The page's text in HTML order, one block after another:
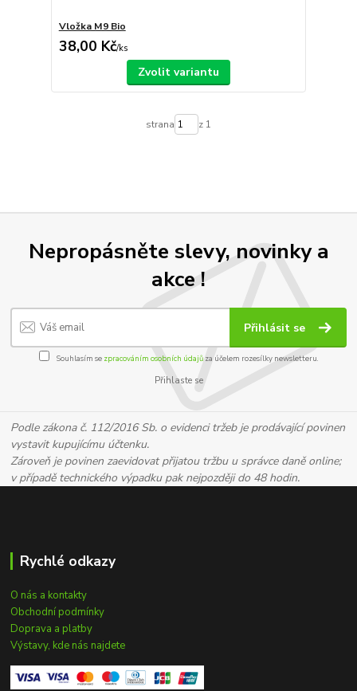
Vložka M9 Bio
38,00 Kč/ks
Zvolit variantu
strana z 1
Nepropásněte slevy, novinky a
akce !
Přihlásit se
Souhlasím se zpracováním osobních údajůza účelem rozesílky newsletteru.
Přihlaste se
Podle zákona č. 112/2016 Sb. o evidenci tržeb je prodávající povinen
vystavit kupujícímu účtenku.
Zároveň je povinen zaevidovat přijatou tržbu u správce daně online;
v případě technického výpadku pak nejpozději do 48 hodin.
Rychlé odkazy
O nás a kontakty
Obchodní podmínky
Doprava a platby
Výstavy, kde nás najdete